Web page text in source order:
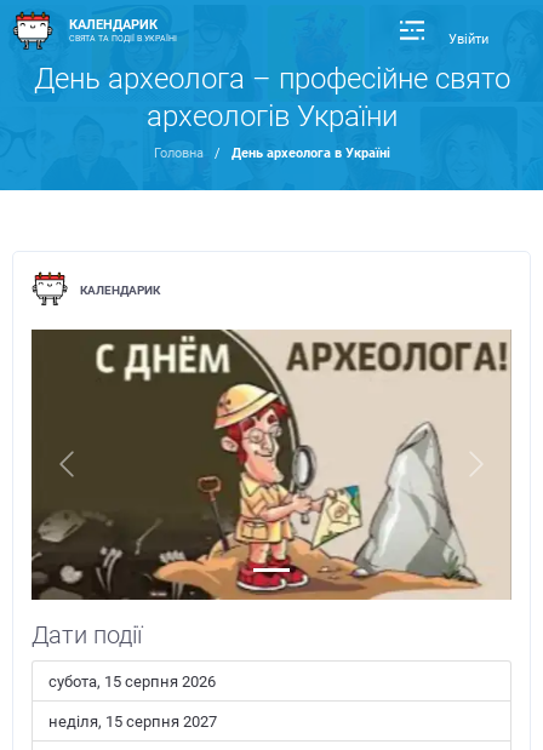
КАЛЕНДАРИК
СВЯТА ТА ПОДІЇ В УКРАЇНІ Увійти
День археолога – професійне свято
археологів України
Головна / День археолога в Україні
КАЛЕНДАРИК
Previous Next
Дати події
субота, 15 серпня 2026
неділя, 15 серпня 2027